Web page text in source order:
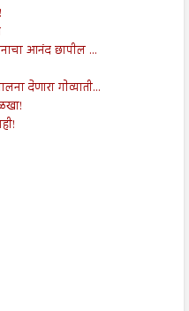
आनंद छापील ...
देणारा गोव्याती...